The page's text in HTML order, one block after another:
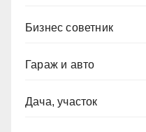
Бизнес советник
Гараж и авто
Дача, участок